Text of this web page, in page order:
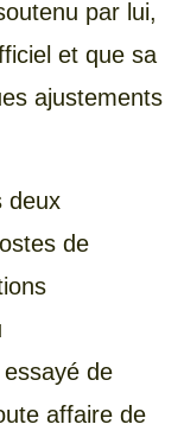
par lui,
et que sa
ajustements
deux
de
de
affaire de